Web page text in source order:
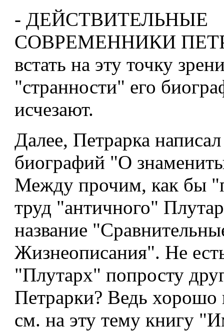
- ДЕЙСТВИТЕЛЬНЫЕ
СОВРЕМЕННИКИ
встать на эту точку
"странности" его
исчезают.
Далее, Петрарка
биографий "О
Между прочим, как бы
труд "античного"
название
Жизнеописания". Не
"Плутарх" попросту
Петрарки? Ведь хорошо
см. на эту тему книгу